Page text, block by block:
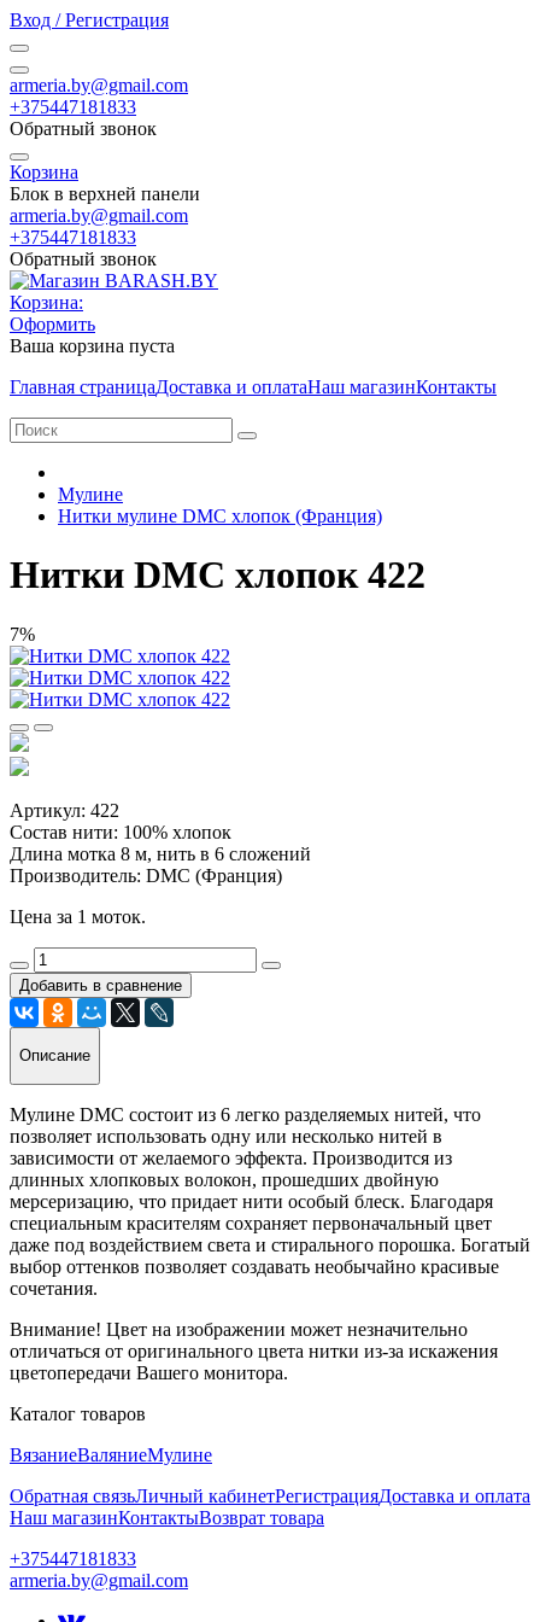
Вход / Регистрация
armeria.by@gmail.com
+375447181833
Обратный звонок
Корзина
Блок в верхней панели
armeria.by@gmail.com
+375447181833
Обратный звонок
Корзина:
Оформить
Ваша корзина пуста
Главная страницаДоставка и оплатаНаш магазинКонтакты
Мулине
Нитки мулине DMC хлопок (Франция)
Нитки DMC хлопок 422
7%
Артикул: 422
Состав нити: 100% хлопок
Длина мотка 8 м, нить в 6 сложений
Производитель: DMC (Франция)
Цена за 1 моток.
Добавить в сравнение
Описание
Мулине DMC состоит из 6 легко разделяемых нитей, что
позволяет использовать одну или несколько нитей в
зависимости от желаемого эффекта. Производится из
длинных хлопковых волокон, прошедших двойную
мерсеризацию, что придает нити особый блеск. Благодаря
специальным красителям сохраняет первоначальный цвет
даже под воздействием света и стирального порошка. Богатый
выбор оттенков позволяет создавать необычайно красивые
сочетания.
Внимание! Цвет на изображении может незначительно
отличаться от оригинального цвета нитки из-за искажения
цветопередачи Вашего монитора.
Каталог товаров
ВязаниеВаляниеМулине
Обратная связьЛичный кабинетРегистрацияДоставка и оплата
Наш магазинКонтактыВозврат товара
+375447181833
armeria.by@gmail.com